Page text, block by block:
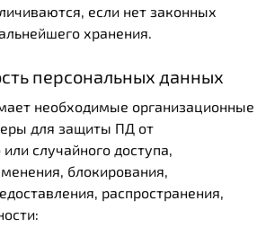
если нет законных
хранения.
персональных данных
необходимые организационные
для защиты ПД от
случайного доступа,
блокирования,
распространения,